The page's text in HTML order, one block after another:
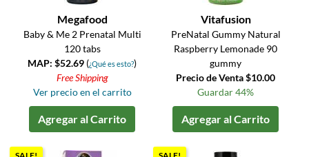
Megafood
Baby & Me 2 Prenatal Multi
120 tabs
MAP: $52.69 (¿Qué es esto?)
Free Shipping
Ver precio en el carrito
Agregar al Carrito
Vitafusion
PreNatal Gummy Natural
Raspberry Lemonade 90
gummy
Precio de Venta $10.00
Guardar 44%
Agregar al Carrito